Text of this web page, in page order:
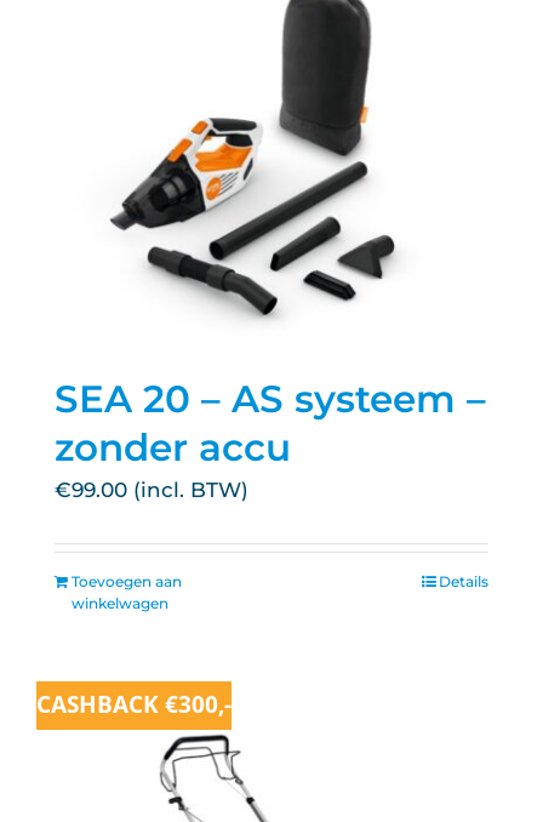
SEA 20 – AS systeem –
zonder accu
€99.00
Toevoegen aan
winkelwagen
Details
Aanbieding!
CASHBACK €300,-